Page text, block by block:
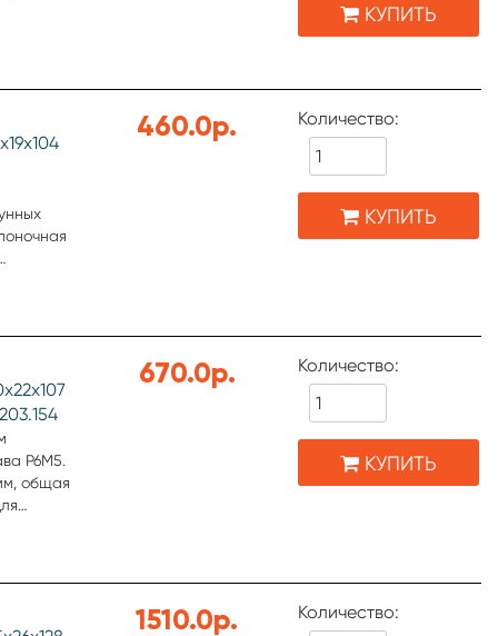
КУПИТЬ
2 шт.
460.0р. Количество:
КУПИТЬ
Р6М5.
общая
670.0р. Количество:
КУПИТЬ
1510.0р. Количество: